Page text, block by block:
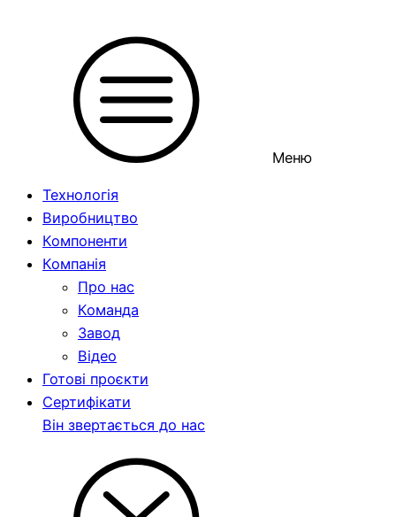
Меню
Технологія
Виробництво
Компоненти
Компанія
Про нас
Команда
Завод
Відео
Готові проєкти
Сертифікати
Він звертається до нас